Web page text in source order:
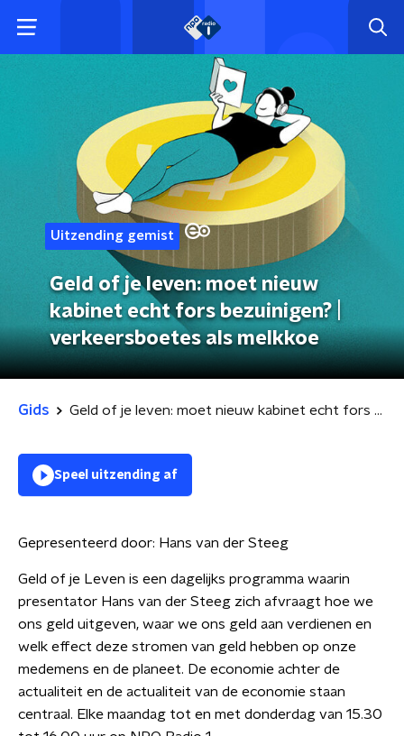
Uitzending gemist
Geld of je leven: moet nieuw
kabinet echt fors bezuinigen? |
verkeersboetes als melkkoe
Gids Geld of je leven: moet nieuw kabinet echt fors bezuinigen? | verkeersboetes als melkkoe
Speel uitzending af
Gepresenteerd door: Hans van der Steeg
Geld of je Leven is een dagelijks programma waarin
presentator Hans van der Steeg zich afvraagt hoe we
ons geld uitgeven, waar we ons geld aan verdienen en
welk effect deze stromen van geld hebben op onze
medemens en de planeet. De economie achter de
actualiteit en de actualiteit van de economie staan
centraal. Elke maandag tot en met donderdag van 15.30